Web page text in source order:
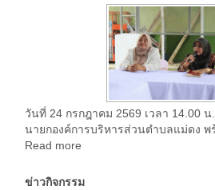
วันที่ 24 กรกฎาคม 2569 เวลา 14.00
นายกองค์การบริหารส่วนตำบลแม่ดง พร้
Read more
ข่าวกิจกรรม